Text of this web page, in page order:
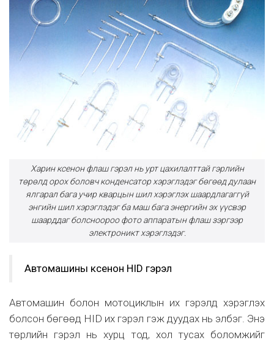
Харин ксенон флаш гэрэл нь урт цахилалттай гэрлийн
төрөлд орох боловч конденсатор хэрэглэдэг бөгөөд дулаан
ялгарал бага учир кварцын шил хэрэглэх шаардлагаггүй
энгийн шил хэрэглэдэг ба маш бага энергийн эх үүсвэр
шаарддаг болсноороо фото аппаратын флаш зэргээр
электроникт хэрэглэдэг.
Автомашины ксенон HID гэрэл
Автомашин болон мотоциклын их гэрэлд хэрэглэх
болсон бөгөөд HID их гэрэл гэж дуудах нь элбэг. Энэ
төрлийн гэрэл нь хурц тод, хол тусах боломжийг